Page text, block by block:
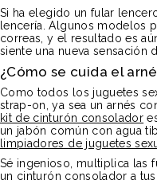
Si ha elegido un fular
lencería. Algunos modelos
correas, y el resultado es
siente una nueva sensación
¿Cómo se cuida el
Como todos los juguetes
strap-on, ya sea un arnés
kit de cinturón consolador
un jabón común con agua
limpiadores de juguetes
Sé ingenioso, multiplica las
un cinturón consolador a